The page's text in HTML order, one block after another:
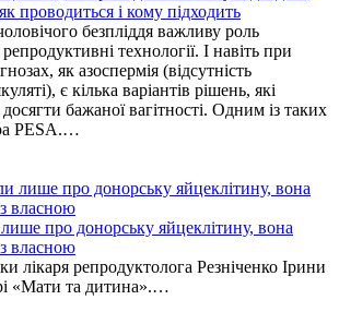
проводиться і кому підходить
безпліддя важливу роль
технології. І навіть при
як азоспермія (відсутність
є кілька варіантів рішень, які
бажаної вагітності. Одним із таких
PESA.…
про донорську яйцеклітину, вона
власною
лікаря репродуктолога Резніченко Ірини
«Мати та дитина».…